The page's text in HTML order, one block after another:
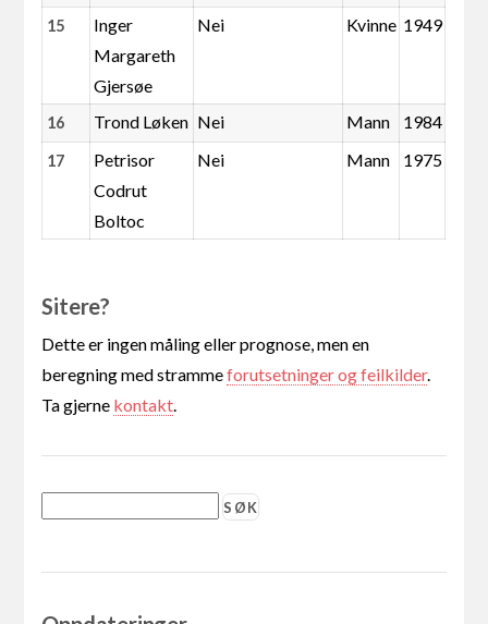
15
Inger
Margareth
Gjersøe
Nei Kvinne 1949
16 Trond Løken Nei Mann 1984
17
Petrisor
Codrut
Boltoc
Nei Mann 1975
Sitere?
Dette er ingen måling eller prognose, men en
beregning med strammeforutsetninger og feilkilder.
Ta gjerne kontakt